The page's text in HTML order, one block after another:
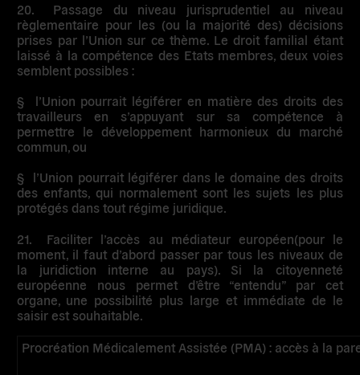
20. Passage du niveau jurisprudentiel au niveau
règlementaire pour les (ou la majorité des) décisions
prises par l’Union sur ce thème. Le droit familial étant
laissé à la compétence des Etats membres, deux voies
semblent possibles :
§ l’Union pourrait légiférer en matière des droits des
travailleurs en s’appuyant sur sa compétence à
permettre le développement harmonieux du marché
commun, ou
§ l’Union pourrait légiférer dans le domaine des droits
des enfants, qui normalement sont les sujets les plus
protégés dans tout régime juridique.
21. Faciliter l’accès au médiateur européen(pour le
moment, il faut d’abord passer par tous les niveaux de
la juridiction interne au pays). Si la citoyenneté
européenne nous permet d’être “entendu” par cet
organe, une possibilité plus large et immédiate de le
saisir est souhaitable.
Procréation Médicalement Assistée (PMA) : accès à la